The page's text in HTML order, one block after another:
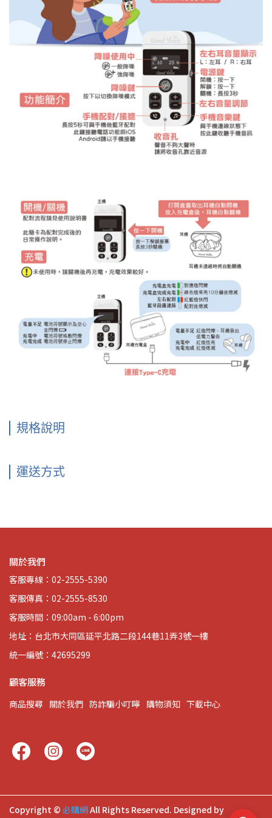
規格說明
運送方式
關於我們
客服專線：02-2555-5390
客服傳真：02-2555-8530
客服時間：09:00am - 6:00pm
地址：台北市大同區延平北路二段144巷11弄3號一樓
統一編號：42695299
顧客服務
商品搜尋 關於我們 防詐騙小叮嚀 購物須知 下載中心
Copyright © 必購網All Rights Reserved. Designed by